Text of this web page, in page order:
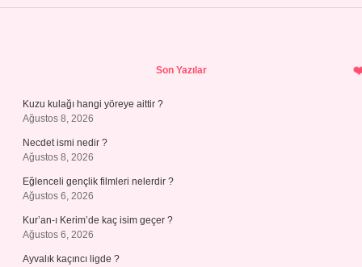
Son Yazılar
Kuzu kulağı hangi yöreye aittir ?
Ağustos 8, 2026
Necdet ismi nedir ?
Ağustos 8, 2026
Eğlenceli gençlik filmleri nelerdir ?
Ağustos 6, 2026
Kur’an-ı Kerim’de kaç isim geçer ?
Ağustos 6, 2026
Ayvalık kaçıncı ligde ?